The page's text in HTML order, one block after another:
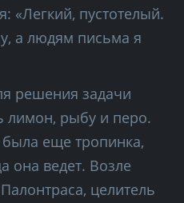
«Легкий, пустотелый.
а людям письма я
решения задачи
лимон, рыбу и перо.
еще тропинка,
она ведет. Возле
целитель